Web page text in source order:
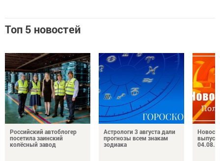
Топ 5 новостей
Российский автоблогер
посетила заинский
колёсный завод
Астрологи 3 августа дали
прогнозы всем знакам
зодиака